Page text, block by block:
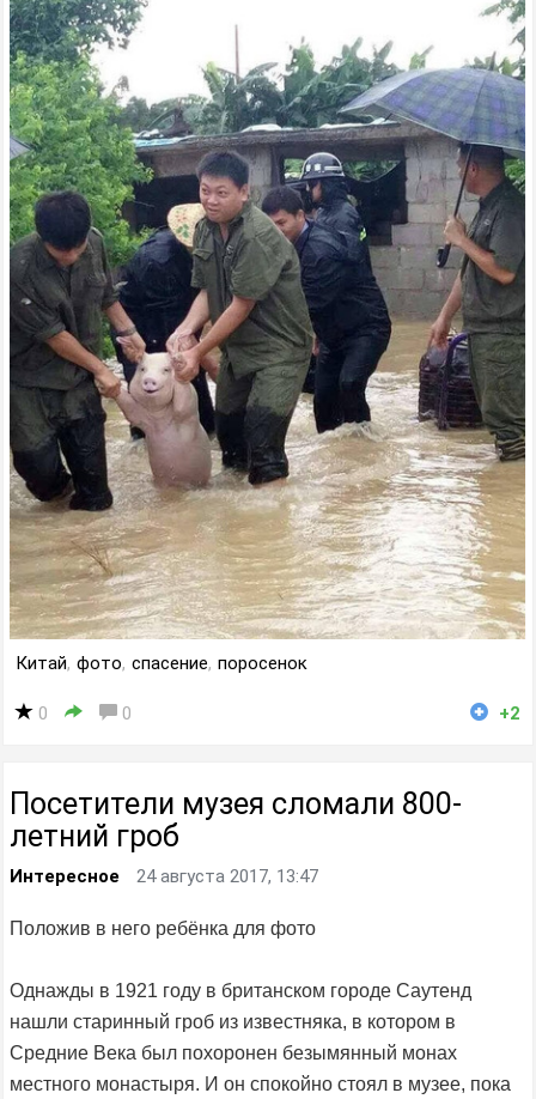
Китай, фото, спасение, поросенок
0 0 +2
Посетители музея сломали 800-
летний гроб
Интересное 24 августа 2017, 13:47
Положив в него ребёнка для фото
Однажды в 1921 году в британском городе Саутенд
нашли старинный гроб из известняка, в котором в
Средние Века был похоронен безымянный монах
местного монастыря. И он спокойно стоял в музее, пока